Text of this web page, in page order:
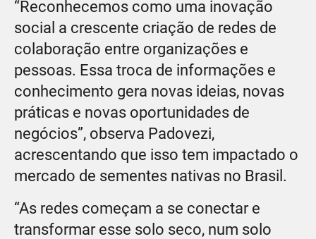
“Reconhecemos como uma inovação
social a crescente criação de redes de
colaboração entre organizações e
pessoas. Essa troca de informações e
conhecimento gera novas ideias, novas
práticas e novas oportunidades de
negócios”, observa Padovezi,
acrescentando que isso tem impactado o
mercado de sementes nativas no Brasil.
“As redes começam a se conectar e
transformar esse solo seco, num solo